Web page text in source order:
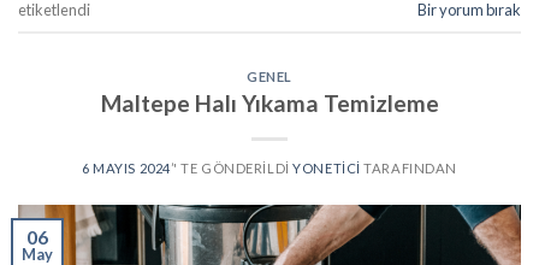
etiketlendi
Bir yorum bırak
GENEL
Maltepe Halı Yıkama Temizleme
6 MAYIS 2024’' TE GÖNDERILDI YONETICI TARAFINDAN
06
May